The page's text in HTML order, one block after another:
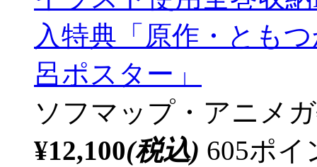
入特典「原作・とも
呂ポスター」
ソフマップ・アニメ
¥12,100(税込) 605ポ